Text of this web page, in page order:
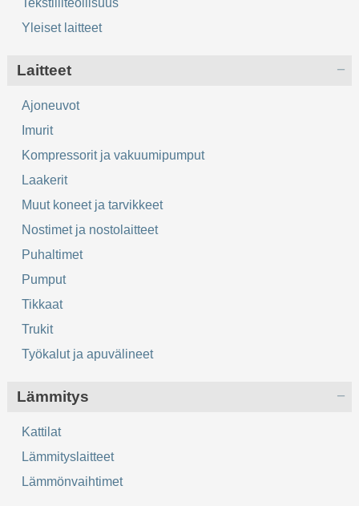
Tekstiiliteollisuus
Yleiset laitteet
Laitteet
Ajoneuvot
Imurit
Kompressorit ja vakuumipumput
Laakerit
Muut koneet ja tarvikkeet
Nostimet ja nostolaitteet
Puhaltimet
Pumput
Tikkaat
Trukit
Työkalut ja apuvälineet
Lämmitys
Kattilat
Lämmityslaitteet
Lämmönvaihtimet